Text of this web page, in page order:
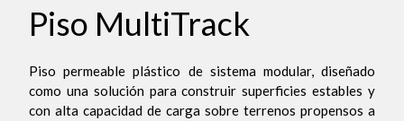
Piso MultiTrack
Piso permeable plástico de sistema modular, diseñado
como una solución para construir superficies estables y
con alta capacidad de carga sobre terrenos propensos a